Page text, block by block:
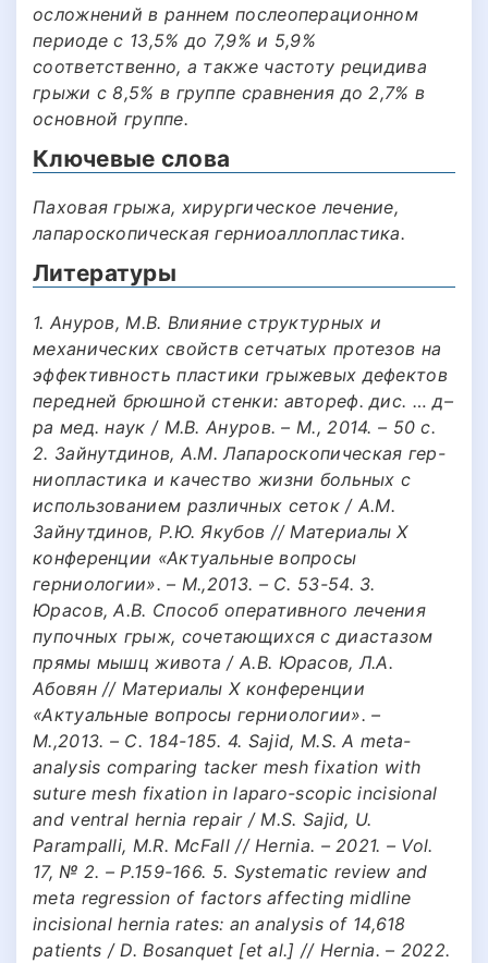
осложнений в раннем послеоперационном
периоде с 13,5% до 7,9% и 5,9%
соответственно, а также частоту рецидива
грыжи с 8,5% в группе сравнения до 2,7% в
основной группе.
Ключевые слова
Паховая грыжа, хирургическое лечение,
лапароскопическая герниоаллопластика.
Литературы
1. Ануров, М.В. Влияние структурных и
механических свойств сетчатых протезов на
эффективность пластики грыжевых дефектов
передней брюшной стенки: автореф. дис. … д–
ра мед. наук / М.В. Ануров. – М., 2014. – 50 с.
2. Зайнутдинов, А.М. Лапароскопическая гер-
ниопластика и качество жизни больных с
использованием различных сеток / А.М.
Зайнутдинов, Р.Ю. Якубов // Материалы X
конференции «Актуальные вопросы
герниологии». – М.,2013. – С. 53-54. 3.
Юрасов, А.В. Способ оперативного лечения
пупочных грыж, сочетающихся с диастазом
прямы мышц живота / А.В. Юрасов, Л.А.
Абовян // Материалы X конференции
«Актуальные вопросы герниологии». –
М.,2013. – С. 184-185. 4. Sajid, M.S. A meta-
analysis comparing tacker mesh fixation with
suture mesh fixation in laparo-scopic incisional
and ventral hernia repair / M.S. Sajid, U.
Parampalli, M.R. McFall // Hernia. – 2021. – Vol.
17, № 2. – P.159-166. 5. Systematic review and
meta regression of factors affecting midline
incisional hernia rates: an analysis of 14,618
patients / D. Bosanquet [et al.] // Hernia. – 2022.